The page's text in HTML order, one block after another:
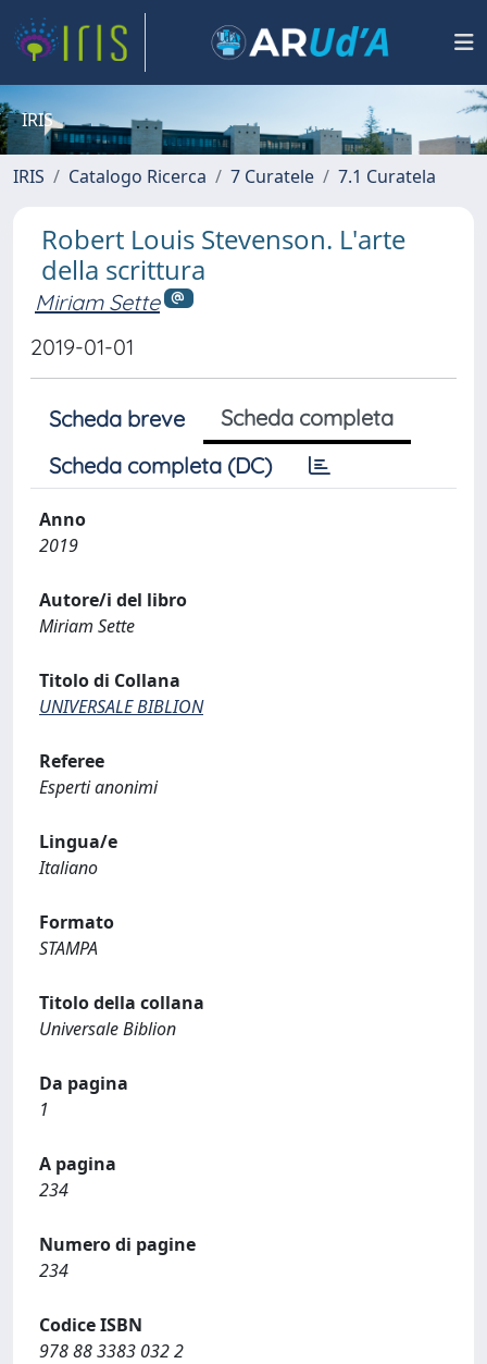
IRIS
IRIS Catalogo Ricerca 7 Curatele 7.1 Curatela
Robert Louis Stevenson. L'arte
della scrittura
Miriam Sette
2019-01-01
Scheda breve
Scheda completa
Scheda completa (DC)
Anno
2019
Autore/i del libro
Miriam Sette
Titolo di Collana
UNIVERSALE BIBLION
Referee
Esperti anonimi
Lingua/e
Italiano
Formato
STAMPA
Titolo della collana
Universale Biblion
Da pagina
1
A pagina
234
Numero di pagine
234
Codice ISBN
978 88 3383 032 2